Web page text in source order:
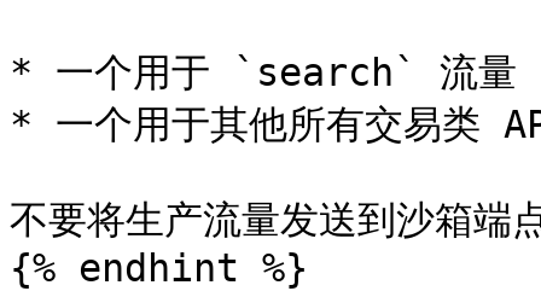
* 一个用于 `search` 流量
* 一个用于其他所有交易类
不要将生产流量发送到沙箱端
{% endhint %}